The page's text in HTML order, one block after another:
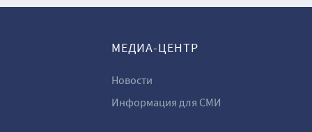
МЕДИА-ЦЕНТР
Новости
Информация для СМИ